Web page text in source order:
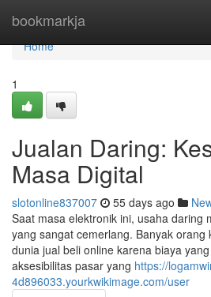
bookmarkja
Home
Home
1
Jualan Daring:
Masa Digital
slotonline837007 55 days ago
Saat masa elektronik ini, usaha daring
yang sangat cemerlang. Banyak orang
dunia jual beli online karena biaya
aksesibilitas pasar yang https://
4d896033.yourkwikimage.com/user